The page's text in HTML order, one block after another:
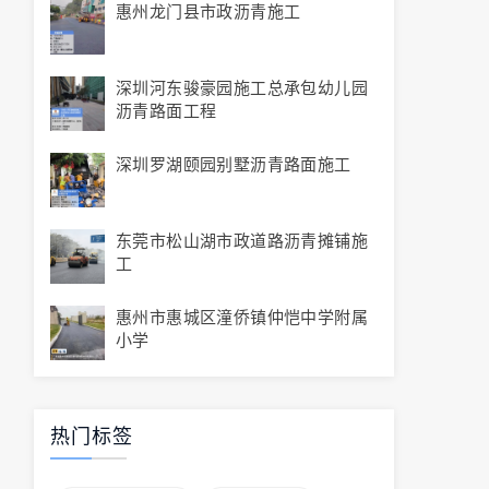
惠州龙门县市政沥青施工
深圳河东骏豪园施工总承包幼儿园
沥青路面工程
深圳罗湖颐园别墅沥青路面施工
东莞市松山湖市政道路沥青摊铺施
工
惠州市惠城区潼侨镇仲恺中学附属
小学
热门标签